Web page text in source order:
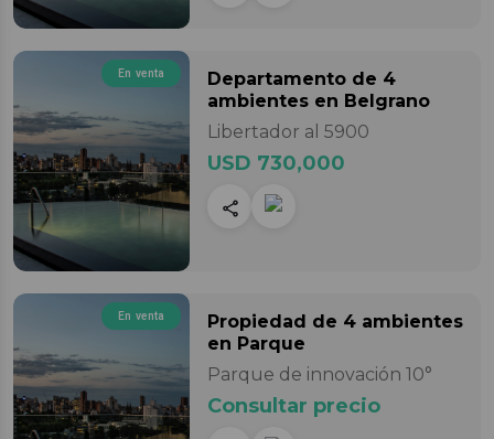
En venta Departamento de 4
ambientes en Belgrano
Libertador al 5900
USD 730,000
En venta Propiedad de 4 ambientes
en Parque
Parque de innovación 10°
Consultar precio